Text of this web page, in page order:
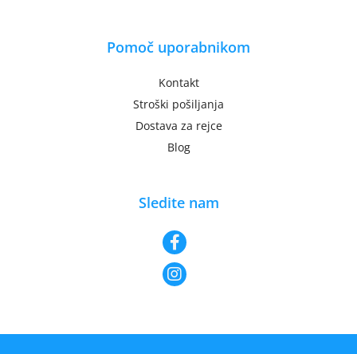
Pomoč uporabnikom
Kontakt
Stroški pošiljanja
Dostava za rejce
Blog
Sledite nam